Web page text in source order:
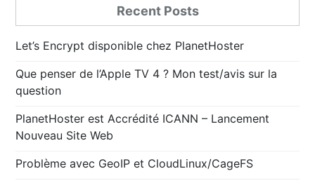
Recent Posts
Let’s Encrypt disponible chez PlanetHoster
Que penser de l’Apple TV 4 ? Mon test/avis sur la
question
PlanetHoster est Accrédité ICANN – Lancement
Nouveau Site Web
Problème avec GeoIP et CloudLinux/CageFS